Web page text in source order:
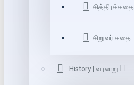
சித்திரக்கதை
சிறுவர் கதை
History | வரலாறு